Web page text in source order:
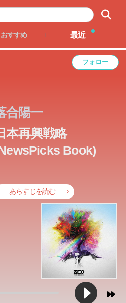
おすすめ 最近
フォロー
合陽一
本再興戦略
Book)
あらすじを読む
れる日本人科学者が描く希望の